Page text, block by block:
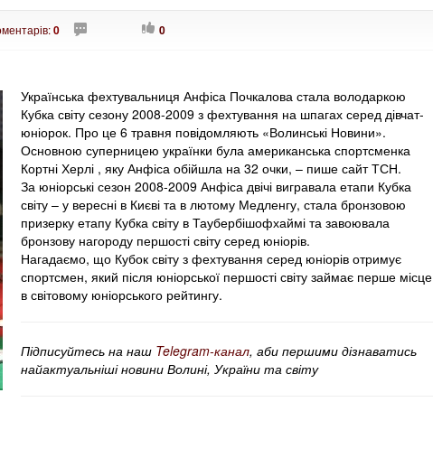
0 0
Українська фехтувальниця Анфіса Почкалова стала володаркою
Кубка світу сезону 2008-2009 з фехтування на шпагах серед дівчат-
юніорок. Про це 6 травня повідомляють «Волинські Новини».
Основною суперницею українки була американська спортсменка
Кортні Херлі , яку Анфіса обійшла на 32 очки, – пише сайт ТСН.
За юніорські сезон 2008-2009 Анфіса двічі вигравала етапи Кубка
світу – у вересні в Києві та в лютому Медленгу, стала бронзовою
призерку етапу Кубка світу в Таубербішофхаймі та завоювала
бронзову нагороду першості світу серед юніорів.
Нагадаємо, що Кубок світу з фехтування серед юніорів отримує
спортсмен, який після юніорської першості світу займає перше місце
в світовому юніорського рейтингу.
Підписуйтесь на наш Telegram-канал, аби першими дізнаватись
найактуальніші новини Волині, України та світу